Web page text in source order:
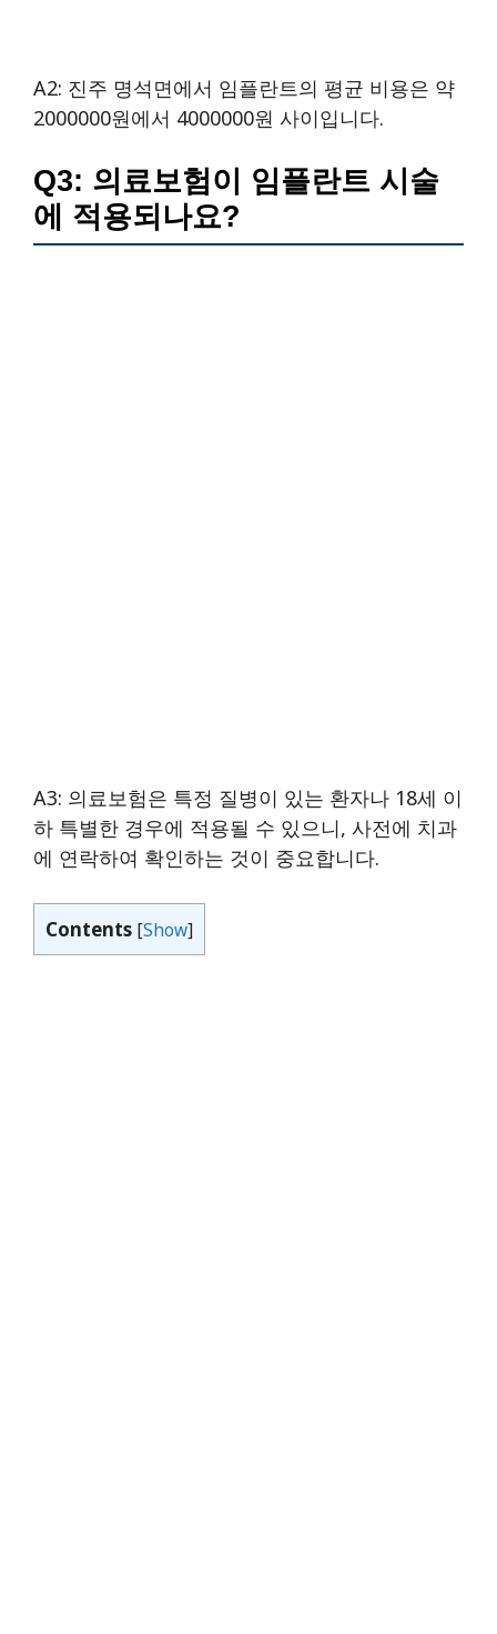
A2: 진주 명석면에서 임플란트의 평균 비용은 약
2000000원에서 4000000원 사이입니다.
Q3: 의료보험이 임플란트 시술
에 적용되나요?
A3: 의료보험은 특정 질병이 있는 환자나 18세 이
하 특별한 경우에 적용될 수 있으니, 사전에 치과
에 연락하여 확인하는 것이 중요합니다.
Contents [Show]